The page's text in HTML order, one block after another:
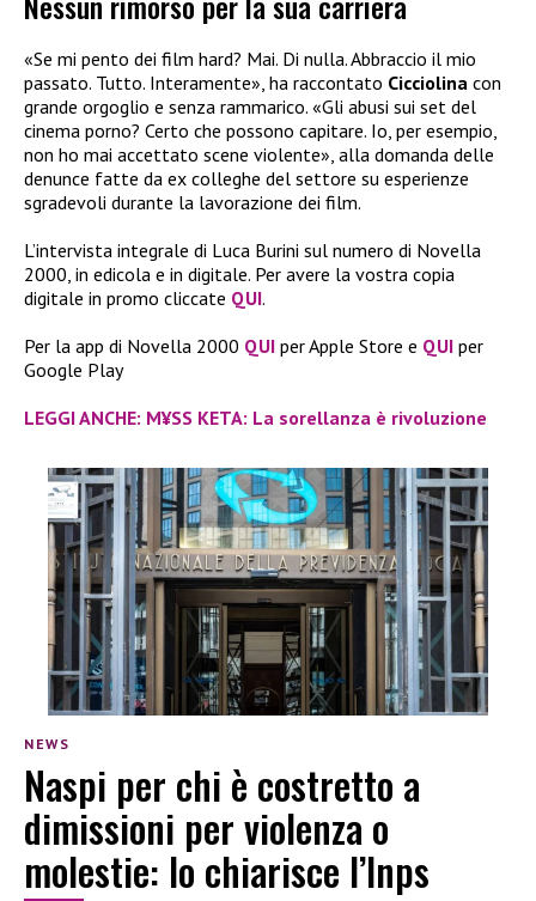
«Se mi pento dei film hard? Mai. Di nulla. Abbraccio il mio
passato. Tutto. Interamente», ha raccontato Cicciolina con
grande orgoglio e senza rammarico. «Gli abusi sui set del
cinema porno? Certo che possono capitare. Io, per esempio,
non ho mai accettato scene violente», alla domanda delle
denunce fatte da ex colleghe del settore su esperienze
sgradevoli durante la lavorazione dei film.
L’intervista integrale di Luca Burini sul numero di Novella
2000, in edicola e in digitale. Per avere la vostra copia
digitale in promo cliccate QUI.
Per la app di Novella 2000 QUI per Apple Store e QUI per
Google Play
LEGGI ANCHE: M¥SS KETA: La sorellanza è rivoluzione
NEWS
Naspi per chi è costretto a
dimissioni per violenza o
molestie: lo chiarisce l’Inps